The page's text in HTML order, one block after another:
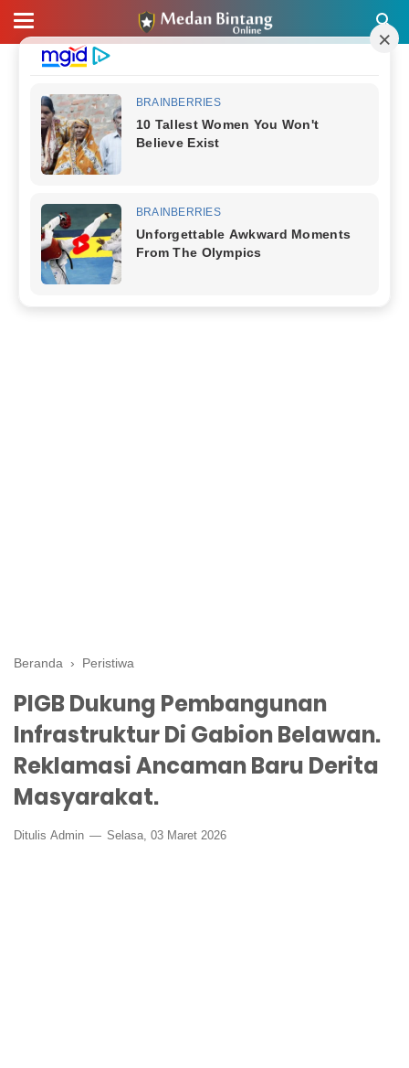
Beranda › Peristiwa
PIGB Dukung Pembangunan
Infrastruktur Di Gabion Belawan.
Reklamasi Ancaman Baru Derita
Masyarakat.
Ditulis Admin Selasa, 03 Maret 2026